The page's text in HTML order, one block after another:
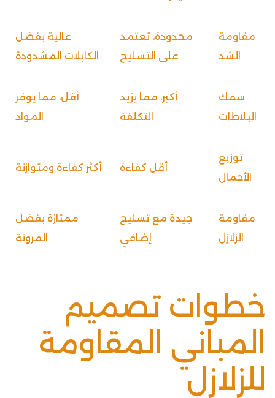
مقاومة
الشد
محدودة، تعتمد
على التسليح
عالية بفضل
الكابلات المشدودة
سمك
البلاطات
أكبر، مما يزيد
التكلفة
أقل، مما يوفر
المواد
توزيع
الأحمال
أقل كفاءة أكثر كفاءة ومتوازنة
مقاومة
الزلازل
جيدة مع تسليح
إضافي
ممتازة بفضل
المرونة
خطوات تصميم
المباني المقاومة
للزلازل